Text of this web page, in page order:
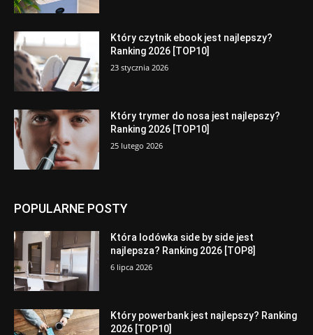
Który czytnik ebook jest najlepszy?
Ranking 2026 [TOP10]
23 stycznia 2026
Który trymer do nosa jest najlepszy?
Ranking 2026 [TOP10]
25 lutego 2026
POPULARNE POSTY
Która lodówka side by side jest
najlepsza? Ranking 2026 [TOP8]
6 lipca 2026
Który powerbank jest najlepszy? Ranking
2026 [TOP10]